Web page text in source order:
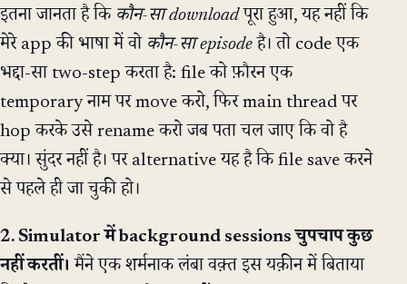
इतना जानता है कि कौन-सा downloadपूरा हुआ, यह नहीं कि
मेरे app की भाषा में वो कौन-सा episode है। तो code एक
भद्दा-सा two-step करता है: file को फ़ौरन एक
temporary नाम पर move करो, फिर main thread पर
hop करके उसे rename करो जब पता चल जाए कि वो है
क्या। सुंदर नहीं है। पर alternative यह है कि file save करने
से पहले ही जा चुकी हो।
2. Simulator में background sessions चुपचाप कुछ
नहीं करतीं। मैंने एक शर्मनाक लंबा वक़्त इस यक़ीन में बिताया